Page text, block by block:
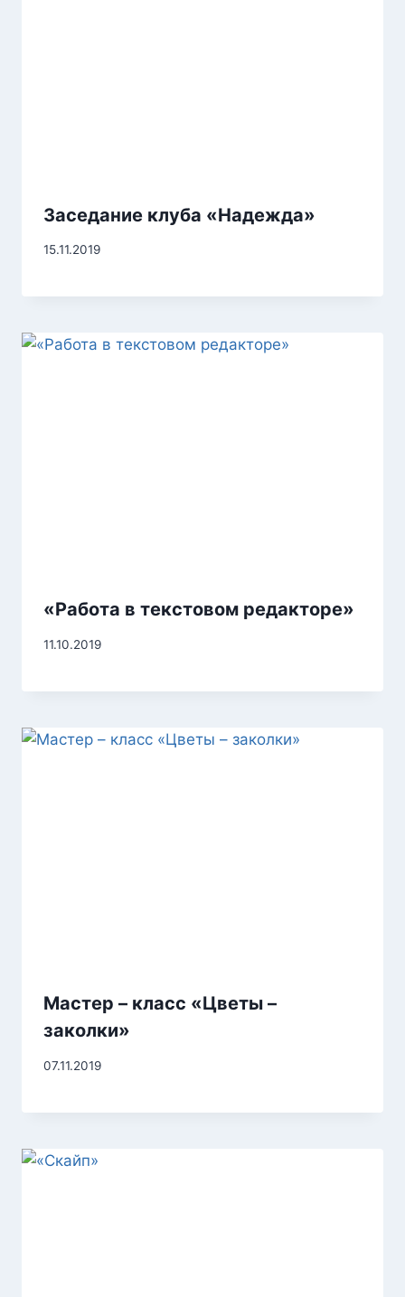
Заседание клуба «Надежда»
15.11.2019
«Работа в текстовом редакторе»
11.10.2019
Мастер – класс «Цветы –
заколки»
07.11.2019